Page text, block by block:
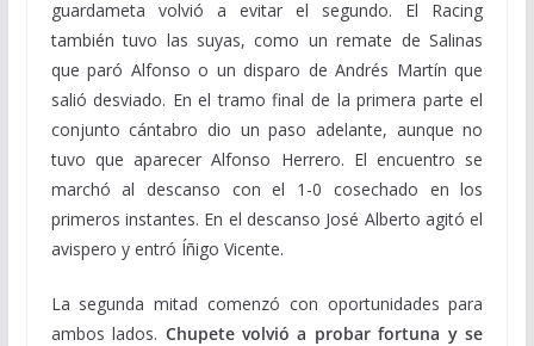
guardameta volvió a evitar el segundo. El Racing
también tuvo las suyas, como un remate de Salinas
que paró Alfonso o un disparo de Andrés Martín que
salió desviado. En el tramo final de la primera parte el
conjunto cántabro dio un paso adelante, aunque no
tuvo que aparecer Alfonso Herrero. El encuentro se
marchó al descanso con el 1-0 cosechado en los
primeros instantes. En el descanso José Alberto agitó el
avispero y entró Íñigo Vicente.
La segunda mitad comenzó con oportunidades para
ambos lados. Chupete volvió a probar fortuna y se